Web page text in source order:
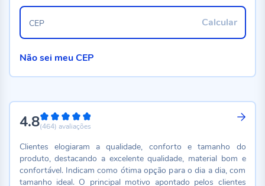
4.896%
(464) avaliações
Clientes elogiaram a qualidade, conforto e tamanho do
produto, destacando a excelente qualidade, material bom e
confortável. Indicam como ótima opção para o dia a dia, com
tamanho ideal. O principal motivo apontado pelos clientes
Calcular
CEP
Não sei meu CEP